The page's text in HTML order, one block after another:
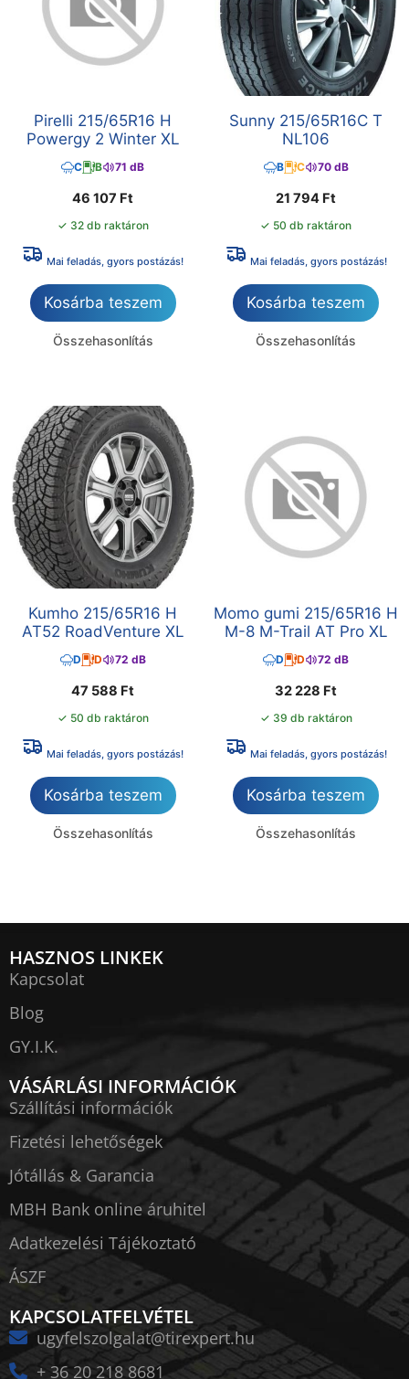
Pirelli 215/65R16 H
Powergy 2 Winter XL
C B 71 dB
46 107 Ft
✓ 32 db raktáron
Mai feladás, gyors postázás!
Kosárba teszem
Összehasonlítás
Sunny 215/65R16C T
NL106
B C 70 dB
21 794 Ft
✓ 50 db raktáron
Mai feladás, gyors postázás!
Kosárba teszem
Összehasonlítás
Kumho 215/65R16 H
AT52 RoadVenture XL
D D 72 dB
47 588 Ft
✓ 50 db raktáron
Mai feladás, gyors postázás!
Kosárba teszem
Összehasonlítás
Momo gumi 215/65R16 H
M-8 M-Trail AT Pro XL
D D 72 dB
32 228 Ft
✓ 39 db raktáron
Mai feladás, gyors postázás!
Kosárba teszem
Összehasonlítás
HASZNOS LINKEK
Kapcsolat
Blog
GY.I.K.
VÁSÁRLÁSI INFORMÁCIÓK
Szállítási információk
Fizetési lehetőségek
Jótállás & Garancia
MBH Bank online áruhitel
Adatkezelési Tájékoztató
ÁSZF
KAPCSOLATFELVÉTEL
ugyfelszolgalat@tirexpert.hu
+ 36 20 218 8681